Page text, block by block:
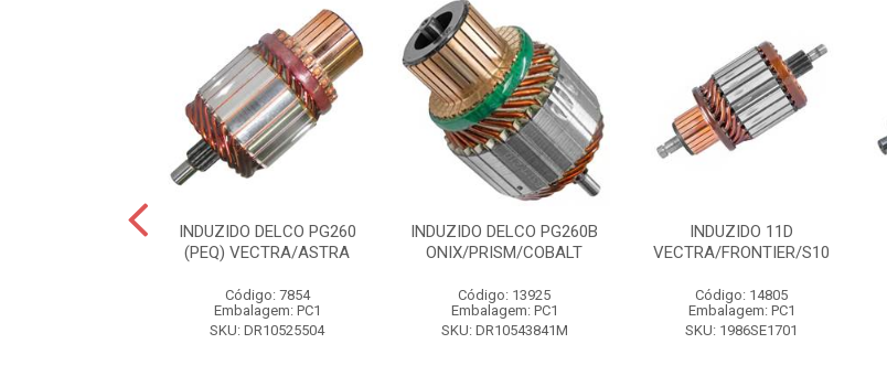
INDUZIDO DELCO PG260
(PEQ) VECTRA/ASTRA
Código: 7854
Embalagem: PC1
SKU: DR10525504
INDUZIDO DELCO PG260B
ONIX/PRISM/COBALT
Código: 13925
Embalagem: PC1
SKU: DR10543841M
INDUZIDO 11D
VECTRA/FRONTIER/S10
Código: 14805
Embalagem: PC1
SKU: 1986SE1701